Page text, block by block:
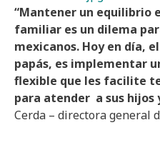
“Mantener un equilibrio
familiar es un dilema
mexicanos. Hoy en día,
papás, es implementar
flexible que les facilite
para atender a sus hijos
Cerda – directora general